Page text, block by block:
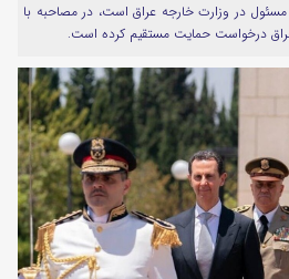
در وزارت خارجه عراق است، در مصاحبه با
عراق درخواست حمایت مستقیم کرده است.